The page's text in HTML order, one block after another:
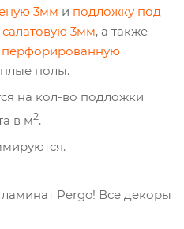
3мм и подложку под
3мм, а также
перфорированную
полы.
на кол-во подложки
в м2.
Pergo! Все декоры